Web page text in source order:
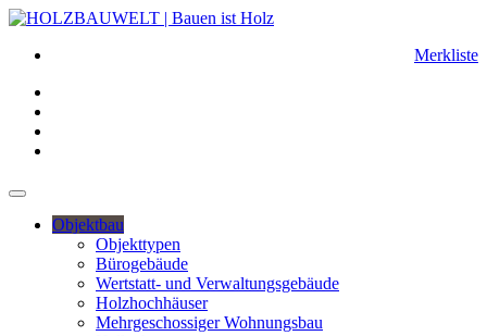
Merkliste
Objektbau
Objekttypen
Bürogebäude
Wertstatt- und Verwaltungsgebäude
Holzhochhäuser
Mehrgeschossiger Wohnungsbau